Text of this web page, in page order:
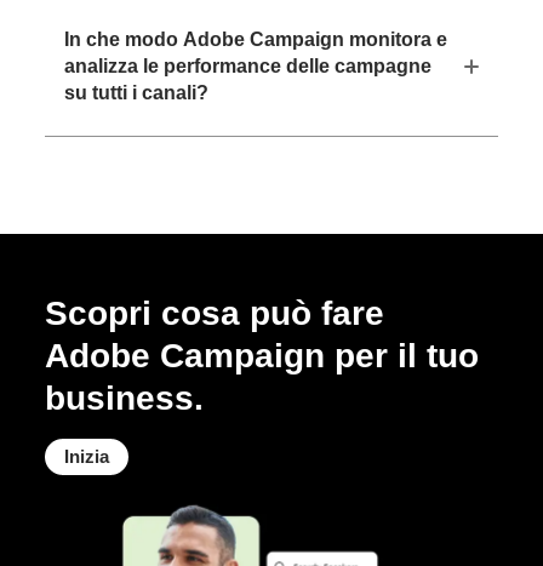
In che modo Adobe Campaign monitora e
analizza le performance delle campagne
su tutti i canali?
Scopri cosa può fare
Adobe Campaign per il tuo
business.
Inizia